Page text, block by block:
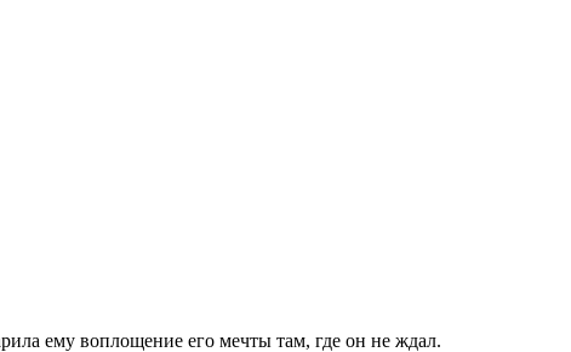
ему воплощение его мечты там, где он не ждал.